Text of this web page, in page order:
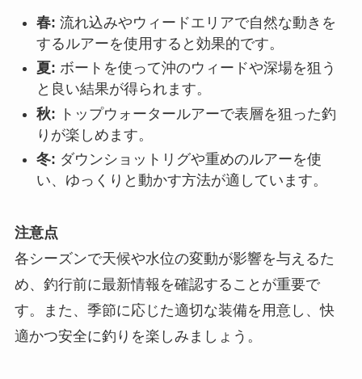
春: 流れ込みやウィードエリアで自然な動きを
するルアーを使用すると効果的です。
夏: ボートを使って沖のウィードや深場を狙う
と良い結果が得られます。
秋: トップウォータールアーで表層を狙った釣
りが楽しめます。
冬: ダウンショットリグや重めのルアーを使
い、ゆっくりと動かす方法が適しています。
注意点
各シーズンで天候や水位の変動が影響を与えるた
め、釣行前に最新情報を確認することが重要で
す。また、季節に応じた適切な装備を用意し、快
適かつ安全に釣りを楽しみましょう。